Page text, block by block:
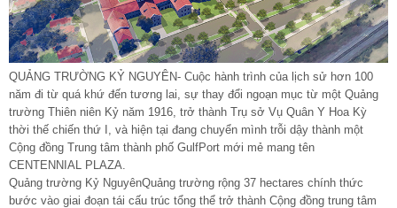
QUẢNG TRƯỜNG KỶ NGUYÊN- Cuộc hành trình của lịch sử hơn 100
năm đi từ quá khứ đến tương lai, sự thay đổi ngoạn mục từ một Quảng
trường Thiên niên Kỷ năm 1916, trở thành Trụ sở Vụ Quân Y Hoa Kỳ
thời thế chiến thứ I, và hiện tại đang chuyển mình trỗi dậy thành một
Cộng đồng Trung tâm thành phố GulfPort mới mẻ mang tên
CENTENNIAL PLAZA.
Quảng trường Kỷ NguyênQuảng trường rộng 37 hectares chính thức
bước vào giai đoạn tái cấu trúc tổng thể trở thành Cộng đồng trung tâm